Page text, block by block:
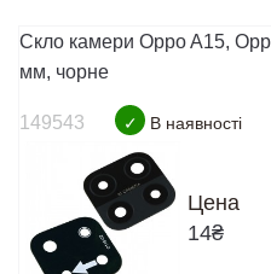
Скло камери Oppo A15,
мм, чорне
149543 ✓ В наявності
Цена
14₴